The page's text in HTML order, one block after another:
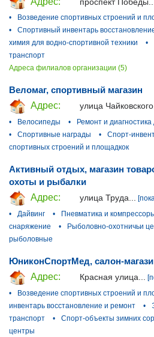
•
Возведение спортивных строений и
•
Спортивный инвентарь
химия для водно-спортивной техники
•
транспорт
Адреса филиалов организации (5)
Веломаг, спортивный магазин
Адрес:
улица
•
Велосипеды •
Ремонт и
•
Спортивные награды • Спорт-
спортивных строений и площадкок
Активный отдых, магазин
охоты и рыбалки
Адрес:
улица Труда...
•
Дайвинг • Пневматика и
снаряжение
• Рыболовно-охотничьи
рыболовные
ЮниконСпортМед, салон-
Адрес:
Красная улица...
•
Возведение спортивных строений и
инвентарь восстановление и ремонт
•
транспорт
• Спорт-объекты зимних
центры